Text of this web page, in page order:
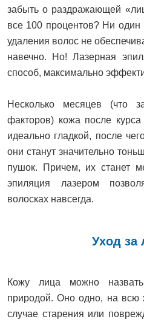
забыть о раздражающей
все 100 процентов? Ни
удаления волос не
навечно. Но! Лазерная
способ, максимально
Несколько месяцев (что
факторов) кожа после
идеально гладкой, после
они станут значительно
пушок. Причем, их станет
эпиляция лазером
волосках навсегда.
Уход за
Кожу лица можно
природой. Оно одно, на всю
случае старения или